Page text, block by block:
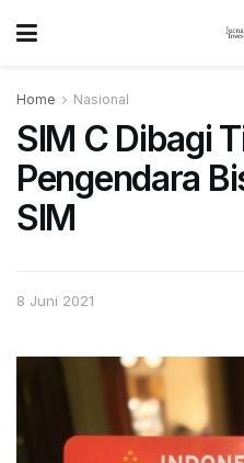
Home Nasional
SIM C Dibagi
Pengendara
SIM
8 Juni 2021